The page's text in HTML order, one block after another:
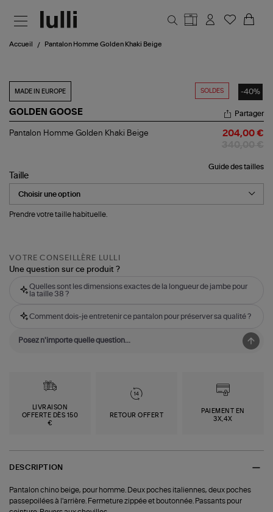
Accueil Pantalon Homme Golden Khaki Beige
SOLDES -40%
MADE IN EUROPE
GOLDEN GOOSE
Pantalon
Beige
Partager
Pantalon Homme Golden Khaki Beige 204,00 €
Guide des tailles
Taille
Prendre votre taille habituelle.
VOTRE CONSEILLÈRE LULLI
Une question sur ce produit ?
Quelles sont les dimensions exactes de la longueur de jambe pour
la taille 38 ?
Comment dois-je entretenir ce pantalon pour préserver sa qualité ?
LIVRAISON
OFFERTE DÈS 150
€
RETOUR OFFERT
PAIEMENT EN
3X,4X
DESCRIPTION
Pantalon chino beige, pour homme. Deux poches italiennes, deux poches
passepoilées à l'arrière. Fermeture zippée et boutonnée. Passants pour